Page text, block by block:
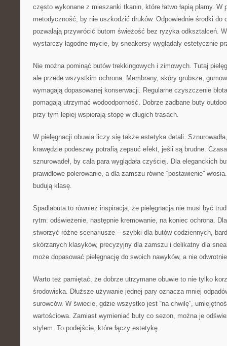
często wykonane z mieszanki tkanin, które łatwo łapią plamy. W
metodyczność, by nie uszkodzić druków. Odpowiednie środki do
pozwalają przywrócić butom świeżość bez ryzyka odkształceń.
wystarczy łagodne mycie, by sneakersy wyglądały estetycznie
Nie można pominąć butów trekkingowych i zimowych. Tutaj
ale przede wszystkim ochrona. Membrany, skóry grubsze,
wymagają dopasowanej konserwacji. Regularne czyszczenie
pomagają utrzymać wodoodporność. Dobrze zadbane buty
przy tym lepiej wspierają stopę w długich trasach.
W pielęgnacji obuwia liczy się także estetyka detali.
krawędzie podeszwy potrafią zepsuć efekt, jeśli są brudne.
sznurowadeł, by cała para wyglądała czyściej. Dla eleganckich
prawidłowe polerowanie, a dla zamszu równe “postawienie”
budują klasę.
Spadlabuta to również inspiracja, że pielęgnacja nie musi być
rytm: odświeżenie, następnie kremowanie, na koniec ochrona.
stworzyć różne scenariusze – szybki dla butów codziennych,
skórzanych klasyków, precyzyjny dla zamszu i delikatny dla
może dopasować pielęgnację do swoich nawyków, a nie
Warto też pamiętać, że dobrze utrzymane obuwie to nie tylko
środowiska. Dłuższe używanie jednej pary oznacza mniej
surowców. W świecie, gdzie wszystko jest “na chwilę”,
wartościowa. Zamiast wymieniać buty co sezon, można je
stylem. To podejście, które łączy estetykę.